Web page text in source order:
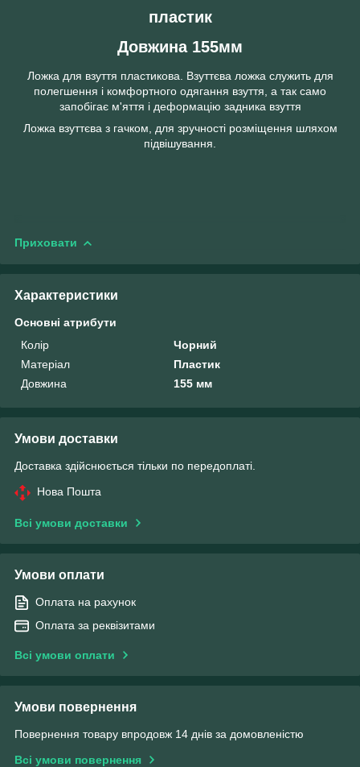
пластик
Довжина 155мм
Ложка для взуття пластикова. Взуттєва ложка служить для
полегшення і комфортного одягання взуття, а так само
запобігає м'яття і деформацію задника взуття
Ложка взуттєва з гачком, для зручності розміщення шляхом
підвішування.
Приховати
Характеристики
Основні атрибути
Колір
Чорний
Матеріал
Пластик
Довжина
155 мм
Умови доставки
Доставка здійснюється тільки по передоплаті.
Нова Пошта
Всі умови доставки
Умови оплати
Оплата на рахунок
Оплата за реквізитами
Всі умови оплати
Умови повернення
Повернення товару впродовж 14 днів за домовленістю
Всі умови повернення